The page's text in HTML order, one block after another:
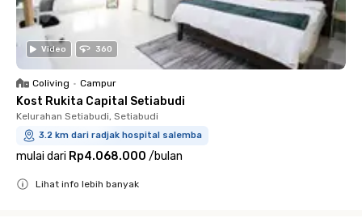
Video 360
Coliving • Campur
Kost Rukita Capital Setiabudi
Kelurahan Setiabudi, Setiabudi
3.2 km dari radjak hospital salemba
mulai dari Rp4.068.000 /bulan
Lihat info lebih banyak